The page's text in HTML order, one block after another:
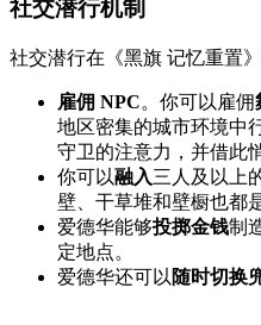
社交潜行机制
社交潜行在《黑旗 记忆重置》
雇佣 NPC。你可以雇佣
地区密集的城市环境中
守卫的注意力，并借此
你可以融入三人及以上
壁、干草堆和壁橱也都
爱德华能够投掷金钱制
定地点。
爱德华还可以 随时切换